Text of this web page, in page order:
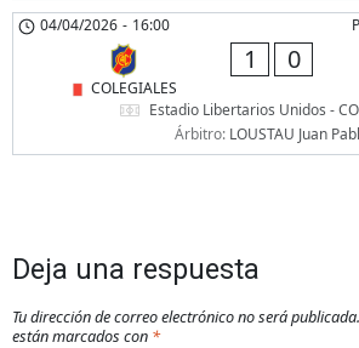
04/04/2026 - 16:00
COLEGIALES
1 0
Estadio Libertarios Unidos -
Árbitro: LOUSTAU Juan
Deja una respuesta
Tu dirección de correo electrónico no será publicada.
están marcados con *